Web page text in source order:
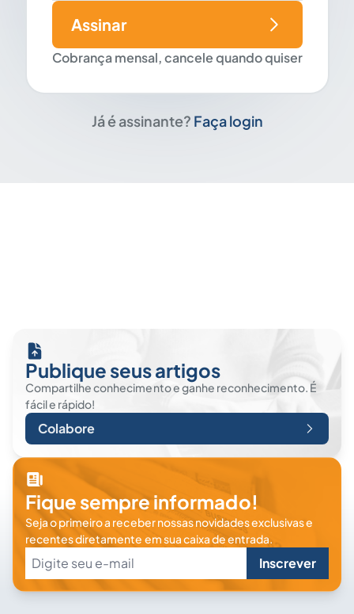
Cobrança mensal, cancele quando quiser
Assinar
Já é assinante? Faça login
Publique seus artigos
Compartilhe conhecimento e ganhe reconhecimento. É
fácil e rápido!
Colabore
Fique sempre informado!
Seja o primeiro a receber nossas novidades exclusivas e
recentes diretamente em sua caixa de entrada.
Inscrever